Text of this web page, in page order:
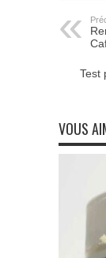
Test
VOUS